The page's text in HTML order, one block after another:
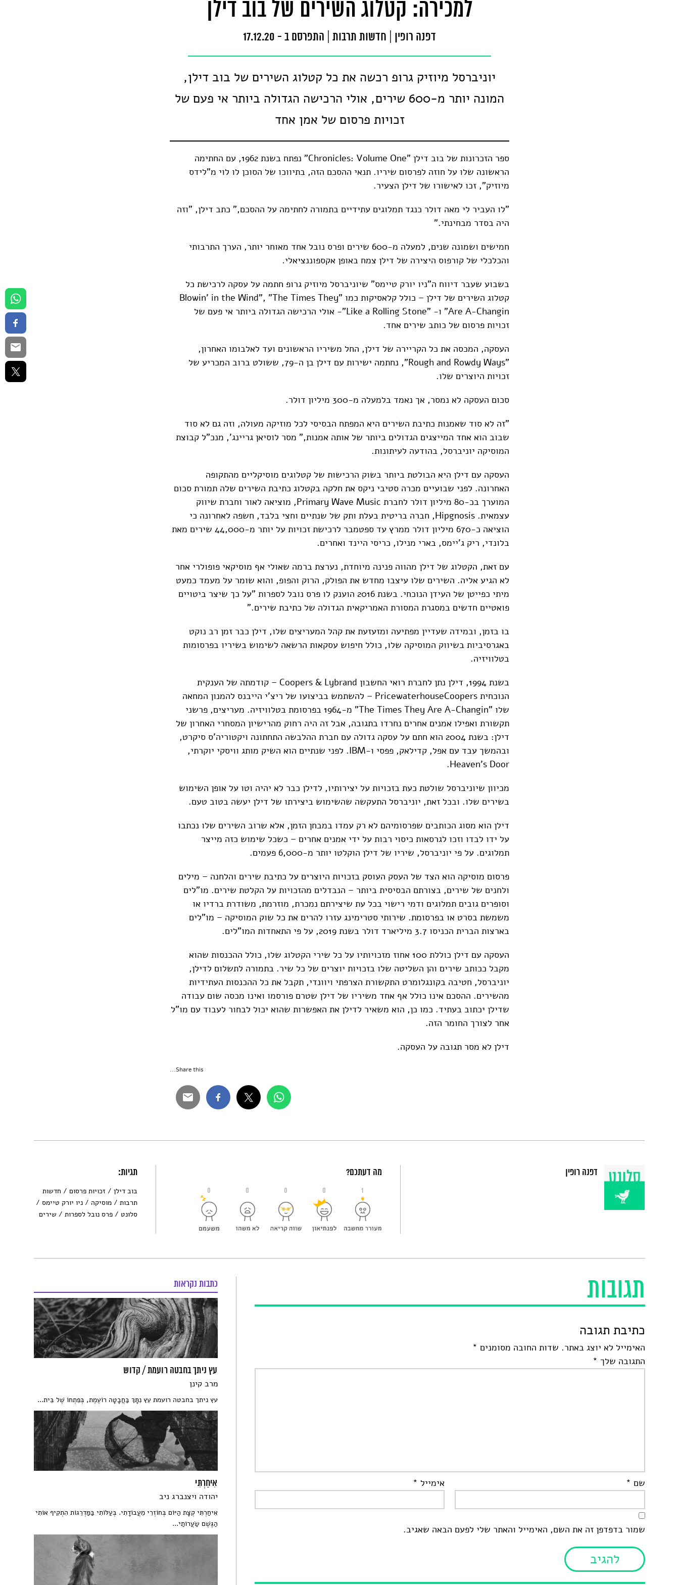
למכירה: קטלוג השירים של בוב דילן
דפנה רופין חדשות תרבות התפרסם ב - 17.12.20
יוניברסל מיוזיק גרופ רכשה את כל קטלוג השירים של בוב דילן,
המונה יותר מ-600 שירים, אולי הרכישה הגדולה ביותר אי פעם של
זכויות פרסום של אמן אחד
ספר הזכרונות של בוב דילן "Chronicles: Volume One" נפתח בשנת 1962, עם החתימה
הראשונה שלו על חוזה לפרסום שיריו. תנאי ההסכם הזה, בתיווכו של הסוכן לו לוי מ"לידס
מיוזיק", זכו לאישורו של דילן הצעיר.
"לו העביר לי מאה דולר כנגד תמלוגים עתידיים בתמורה לחתימה על ההסכם," כתב דילן, "וזה
היה בסדר מבחינתי."
חמישים ושמונה שנים, למעלה מ-600 שירים ופרס נובל אחד מאוחר יותר, הערך התרבותי
והכלכלי של קורפוס היצירה של דילן צמח באופן אקספוננציאלי.
בשבוע שעבר דיווח ה"ניו יורק טיימס" שיוניברסל מיוזיק גרופ חתמה על עסקה לרכישת כל
קטלוג השירים של דילן – כולל קלאסיקות כמו "Blowin’ in the Wind", "The Times They
Are A-Changin" ו- "Like a Rolling Stone"- אולי הרכישה הגדולה ביותר אי פעם של
זכויות פרסום של כותב שירים אחד.
העסקה, המכסה את כל הקריירה של דילן, החל משיריו הראשונים ועד לאלבומו האחרון,
"Rough and Rowdy Ways", נחתמה ישירות עם דילן בן ה-79, ששולט ברוב המכריע של
זכויות היוצרים שלו.
סכום העסקה לא נמסר, אך נאמד בלמעלה מ-300 מיליון דולר.
"זה לא סוד שאמנות כתיבת השירים היא המפתח הבסיסי לכל מוזיקה מעולה, וזה גם לא סוד
שבוב הוא אחד המייצגים הגדולים ביותר של אותה אמנות," מסר לוסיאן גריינג', מנכ"ל קבוצת
המוסיקה יוניברסל, בהודעה לעיתונות.
העסקה עם דילן היא הבולטת ביותר בשוק הרכישות של קטלוגים מוסיקליים מהתקופה
האחרונה. לפני שבועיים מכרה סטיבי ניקס את חלקה בקטלוג כתיבת השירים שלה תמורת סכום
המוערך בכ-80 מיליון דולר לחברת Primary Wave Music, מוציאה לאור וחברת שיווק
עצמאית. Hipgnosis, חברה בריטית בעלת ותק של שנתיים וחצי בלבד, חשפה לאחרונה כי
הוציאה כ-670 מיליון דולר ממרץ עד ספטמבר לרכישת זכויות על יותר מ-44,000 שירים מאת
בלונדי, ריק ג'יימס, בארי מנילו, כריסי היינד ואחרים.
עם זאת, הקטלוג של דילן מהווה פנינה מיוחדת, נערצת ברמה שאולי אף מוסיקאי פופולרי אחר
לא הגיע אליה. השירים שלו עיצבו מחדש את הפולק, הרוק והפופ, והוא שומר על מעמד כמעט
מיתי כפייטן של העידן הנוכחי. בשנת 2016 הוענק לו פרס נובל לספרות "על כך שיצר ביטויים
פואטיים חדשים במסגרת המסורת האמריקאית הגדולה של כתיבת שירים."
בו בזמן, ובמידה שעדיין מפתיעה ומזעזעת את קהל המעריצים שלו, דילן כבר זמן רב נוקט
באגרסיביות בשיווק המוסיקה שלו, כולל חיפוש עסקאות הרשאה לשימוש בשיריו בפרסומות
בטלוויזיה.
בשנת 1994, דילן נתן לחברת רואי החשבון Coopers & Lybrand – קודמתה של הענקית
הנוכחית PricewaterhouseCoopers – להשתמש בביצועו של ריצ'י הייבנס להמנון המחאה
שלו "The Times They Are A-Changin" מ-1964 בפרסומת בטלוויזיה. מעריצים, פרשני
תקשורת ואפילו אמנים אחרים נחרדו בתגובה, אבל זה היה רחוק מהרישיון המסחרי האחרון של
דילן: בשנת 2004 הוא חתם על עסקה גדולה עם חברת ההלבשה התחתונה ויקטוריה'ס סיקרט,
ובהמשך עבד עם אפל, קדילאק, פפסי ו-IBM. לפני שנתיים הוא השיק מותג וויסקי יוקרתי,
Heaven's Door.
מכיוון שיוניברסל שולטת כעת בזכויות על יצירותיו, לדילן כבר לא יהיה וטו על אופן השימוש
בשירים שלו. ובכל זאת, יוניברסל התעקשה שהשימוש ביצירתו של דילן יעשה בטוב טעם.
דילן הוא מסוג הכותבים שפרסומיהם לא רק עמדו במבחן הזמן, אלא שרוב השירים שלו נכתבו
על ידו לבדו וזכו לגרסאות כיסוי רבות על ידי אמנים אחרים – כשכל שימוש כזה מייצר
תמלוגים. על פי יוניברסל, שיריו של דילן הוקלטו יותר מ-6,000 פעמים.
פרסום מוסיקה הוא הצד של העסק העוסק בזכויות היוצרים על כתיבת שירים והלחנה – מילים
ולחנים של שירים, בצורתם הבסיסית ביותר – הנבדלים מהזכויות על הקלטת שירים. מו"לים
וסופרים גובים תמלוגים ודמי רישוי בכל עת שיצירתם נמכרת, מוזרמת, משודרת ברדיו או
משמשת בסרט או בפרסומת. שירותי סטרימינג עזרו להרים את כל שוק המוסיקה – מו"לים
בארצות הברית הכניסו 3.7 מיליארד דולר בשנת 2019, על פי התאחדות המו"לים.
העסקה עם דילן כוללת 100 אחוז מזכויותיו על כל שירי הקטלוג שלו, כולל ההכנסות שהוא
מקבל ככותב שירים והן השליטה שלו בזכויות יוצרים של כל שיר. בתמורה לתשלום לדילן,
יוניברסל, חטיבה בקונגלומרט התקשורת הצרפתי ויוונדי, תקבל את כל ההכנסות העתידיות
מהשירים. ההסכם אינו כולל אף אחד משיריו של דילן שטרם פורסמו ואינו מכסה שום עבודה
שדילן יכתוב בעתיד. כמו כן, הוא משאיר לדילן את האפשרות שהוא יכול לבחור לעבוד עם מו"ל
אחר לצורך החומר הזה.
דילן לא מסר תגובה על העסקה.
Share this...
דפנה רופין מה דעתכם?
0 0 0 0 1
תגיות:
בוב דילן זכויות פרסום
חדשות
תרבות
מוסיקה
ניו יורק טיימס
סלונט
פרס נובל לספרות שירים
תגובות
כתיבת תגובה
האימייל לא יוצג באתר. שדות החובה מסומנים *
התגובה שלך *
שם * אימייל *
שמור בדפדפן זה את השם, האימייל והאתר שלי לפעם הבאה שאגיב.
כתבות נקראות
עץ ניתך בחבטה רועמת / קדוש
מרב קינן
עץ ניתך בחבטה רועמת עֵץ נִתָּךְ בַּחֲבָטָה רוֹעֶמֶת, בְּפִתְחוֹ שֶׁל בֵּית...
אִיחַרְתִּי
יהודה ויצנברג ניב
אִיחַרְתִּי קְצָת הַיּוֹם בְּחוֹזְרִי מֵעֲבוֹדָתִי. בְּעַלּוֹתִי בַּמַּדְרֵגוֹת הִתְקִיף אוֹתִי
הַגֶּשֶׁם שַׂעֲרוֹתַי...